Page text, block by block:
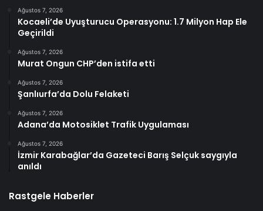
Ağustos 7, 2026
Kocaeli’de Uyuşturucu Operasyonu: 1.7 Milyon Hap Ele
Geçirildi
Ağustos 7, 2026
Murat Ongun CHP’den istifa etti
Ağustos 7, 2026
Şanlıurfa’da Dolu Felaketi
Ağustos 7, 2026
Adana’da Motosiklet Trafik Uygulaması
Ağustos 7, 2026
İzmir Karabağlar’da Gazeteci Barış Selçuk saygıyla
anıldı
Rastgele Haberler